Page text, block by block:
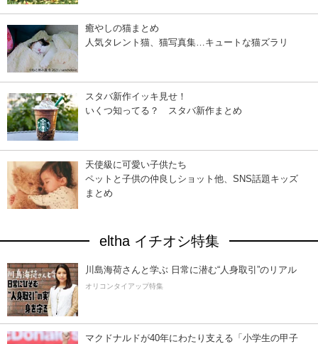
癒やしの猫まとめ
人気タレント猫、猫写真集…キュートな猫ズラリ
スタバ新作イッキ見せ！
いくつ知ってる？ スタバ新作まとめ
天使級に可愛い子供たち
ペットと子供の仲良しショット他、SNS話題キッズ
まとめ
eltha イチオシ特集
川島海荷さんと学ぶ 日常に潜む“人身取引”のリアル
オリコンタイアップ特集
マクドナルドが40年にわたり支える「小学生の甲子